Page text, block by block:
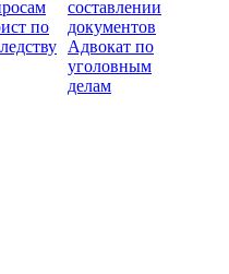
по
составлении
документов
Адвокат по
уголовным
делам